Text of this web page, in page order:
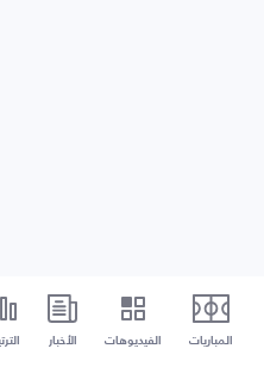
المباريات الفيديوهات الأخبار